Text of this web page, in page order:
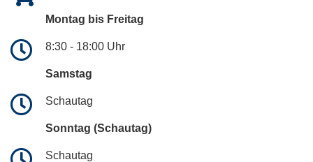
Montag bis Freitag
8:30 - 18:00 Uhr
Samstag
Schautag
Sonntag (Schautag)
Schautag